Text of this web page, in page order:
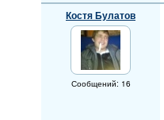
Костя Булатов
Сообщений: 16